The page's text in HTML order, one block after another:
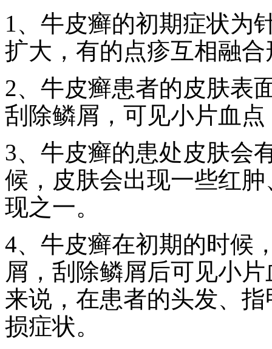
1、牛皮癣的初期症状为
扩大，有的点疹互相融
2、牛皮癣患者的皮肤表
刮除鳞屑，可见小片血
3、牛皮癣的患处皮肤会
候，皮肤会出现一些红
现之一。
4、牛皮癣在初期的时候
屑，刮除鳞屑后可见小
来说，在患者的头发、
损症状。